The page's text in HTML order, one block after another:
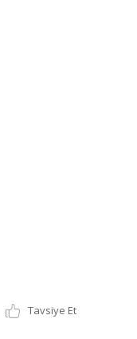
Tavsiye Et